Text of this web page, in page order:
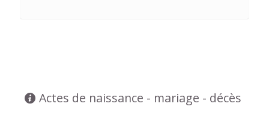
Actes de naissance - mariage - décès